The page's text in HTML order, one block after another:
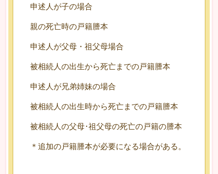
申述人が子の場合
親の死亡時の戸籍謄本
申述人が父母・祖父母場合
被相続人の出生から死亡までの戸籍謄本
申述人が兄弟姉妹の場合
被相続人の出生時から死亡までの戸籍謄本
被相続人の父母･祖父母の死亡の戸籍の謄本
＊追加の戸籍謄本が必要になる場合がある。